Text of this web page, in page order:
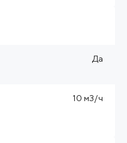
Да
10 м3/ч